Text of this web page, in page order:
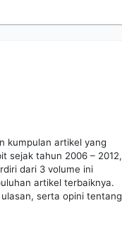
kumpulan artikel yang
sejak tahun 2006 – 2012,
dari 3 volume ini
artikel terbaiknya.
serta opini tentang